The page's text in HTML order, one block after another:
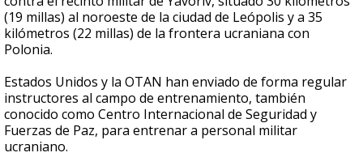
(19 millas) al noroeste de la ciudad de Leópolis y a 35
kilómetros (22 millas) de la frontera ucraniana con
Polonia.
Estados Unidos y la OTAN han enviado de forma regular
instructores al campo de entrenamiento, también
conocido como Centro Internacional de Seguridad y
Fuerzas de Paz, para entrenar a personal militar
ucraniano.